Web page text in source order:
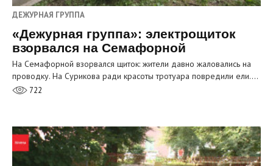
ДЕЖУРНАЯ ГРУППА
«Дежурная группа»: электрощиток
взорвался на Семафорной
На Семафорной взорвался щиток: жители давно жаловались на
проводку. На Сурикова ради красоты тротуара повредили ели.…
722